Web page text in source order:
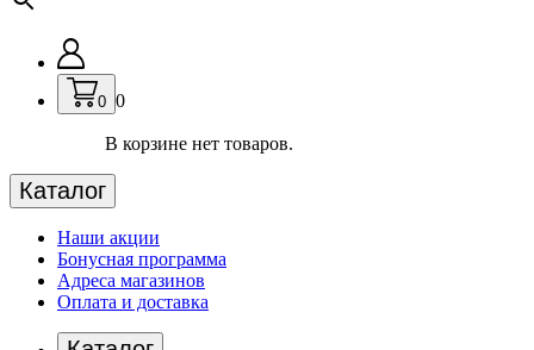
0 0
В корзине нет товаров.
Каталог
Наши акции
Бонусная программа
Адреса магазинов
Оплата и доставка